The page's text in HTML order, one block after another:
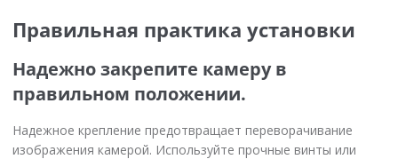
Правильная практика установки
Надежно закрепите камеру в
правильном положении.
Надежное крепление предотвращает переворачивание
изображения камерой. Используйте прочные винты или